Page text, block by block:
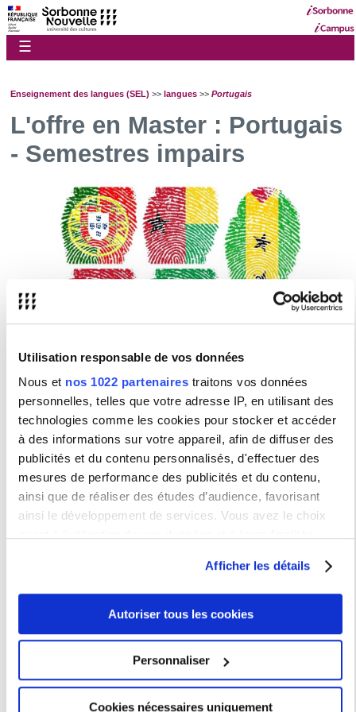
Utilisation responsable de vos données
Nous et nos 1022 partenaires traitons vos données
personnelles, telles que votre adresse IP, en utilisant des
technologies comme les cookies pour stocker et accéder
à des informations sur votre appareil, afin de diffuser des
publicités et du contenu personnalisés, d'effectuer des
mesures de performance des publicités et du contenu,
ainsi que de réaliser des études d’audience, favorisant
ainsi le développement de services. Vous avez le choix
moment en consultant la Déclaration relative aux cookies
ou en cliquant sur l'icône de confidentialité.
Si vous le permettez, nous aimerions également :
géographique qui peuvent être précises à plusieurs
mètres près
Identifier votre appareil en l'analysant activement
Afficher les détails
Autoriser tous les cookies
Personnaliser
Cookies nécessaires uniquement
☰
Anglais
Chinois
Espagnol
Enseignement des langues (SEL) >> langues >> Portugais
L'offre en Master : Portugais
- Semestres impairs
ciberduvidas.iscte-iul.pt
JYPOB11 : Portugais LANSAD B1
JYPOB21 : Portugais LANSAD B1/B2